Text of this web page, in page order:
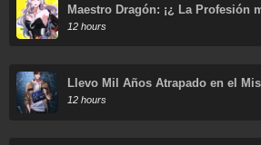
Maestro Dragón: ¡¿ La Profesión
12 hours
Llevo Mil Años Atrapado en el
12 hours